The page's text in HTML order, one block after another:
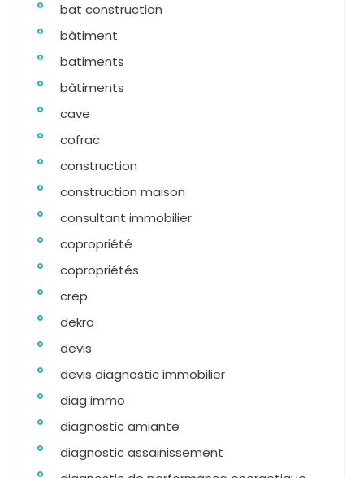
bat construction
bâtiment
batiments
bâtiments
cave
cofrac
construction
construction maison
consultant immobilier
copropriété
copropriétés
crep
dekra
devis
devis diagnostic immobilier
diag immo
diagnostic amiante
diagnostic assainissement